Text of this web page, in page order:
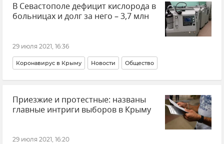
В Севастополе дефицит кислорода в
больницах и долг за него – 3,7 млн
29 июля 2021, 16:36
Коронавирус в Крыму Новости Общество
Приезжие и протестные: названы
главные интриги выборов в Крыму
29 июля 2021, 16:20